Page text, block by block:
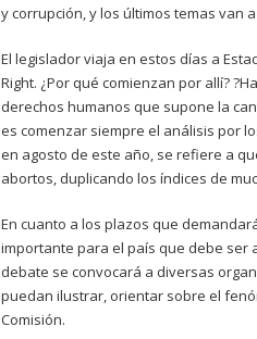
y corrupción, y los últimos temas van
El legislador viaja en estos días a
Right. ¿Por qué comienzan por allí?
derechos humanos que supone la
es comenzar siempre el análisis por
en agosto de este año, se refiere a
abortos, duplicando los índices de
En cuanto a los plazos que
importante para el país que debe ser
debate se convocará a diversas
puedan ilustrar, orientar sobre el
Comisión.